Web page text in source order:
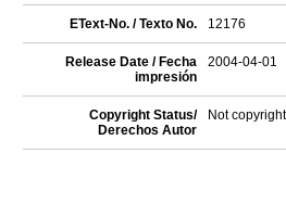
EText-No. / Texto No. 12176
Release Date / Fecha
impresión
2004-04-01
Copyright Status/
Derechos Autor
Not